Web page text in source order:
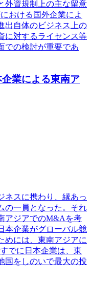
外資規制上の主な留意
おける国外企業によ
出自体のビジネス上の
に対するライセンス等
での検討が重要であ
業による東南ア
ネスに携わり、縁あっ
の一員となった。それ
アジアでのM&Aを考
本企業がグローバル競
めには、東南アジアに
でに日本企業は、東
国をしのいで最大の投